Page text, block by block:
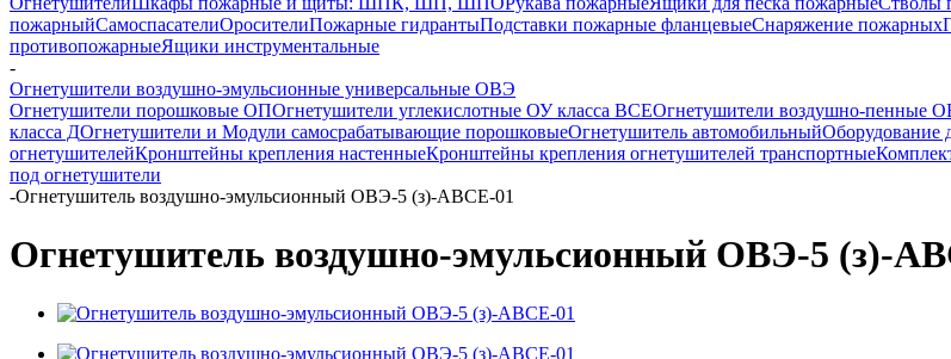
пожарныйСамоспасателиОросителиПожарные гидрантыПодставки пожарные фланцевыеСнаряжение пожарных
противопожарныеЯщики инструментальные
-
Огнетушители воздушно-эмульсионные универсальные ОВЭ
Огнетушители порошковые ОПОгнетушители углекислотные ОУ класса ВСЕОгнетушители воздушно-пенные
класса ДОгнетушители и Модули самосрабатывающие порошковыеОгнетушитель автомобильныйОборудование
огнетушителейКронштейны крепления настенныеКронштейны крепления огнетушителей транспортные
под огнетушители
-Огнетушитель воздушно-эмульсионный ОВЭ-5 (з)-АВСЕ-01
Огнетушитель воздушно-эмульсионный ОВЭ-5 (з)-